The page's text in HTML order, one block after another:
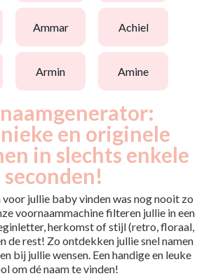
ammar achiel
armin amine
en originele
in slechts enkele
seconden!
jullie baby vinden was nog nooit zo
voornaammachine filteren jullie in een
herkomst of stijl (retro, floraal,
de rest! Zo ontdekken jullie snel namen
bij jullie wensen. Een handige en leuke
om dé naam te vinden!